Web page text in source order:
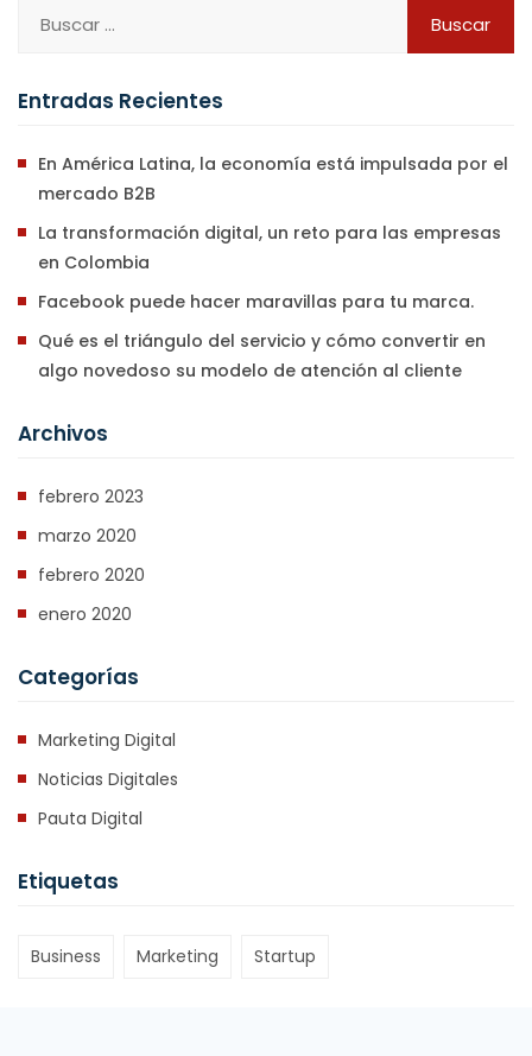
Entradas Recientes
En América Latina, la economía está impulsada por el
mercado B2B
La transformación digital, un reto para las empresas
en Colombia
Facebook puede hacer maravillas para tu marca.
Qué es el triángulo del servicio y cómo convertir en
algo novedoso su modelo de atención al cliente​
Archivos
febrero 2023
marzo 2020
febrero 2020
enero 2020
Categorías
Marketing Digital
Noticias Digitales
Pauta Digital
Etiquetas
Business Marketing Startup